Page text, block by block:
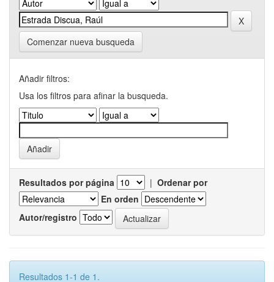
Comenzar nueva busqueda
Añadir filtros:
Usa los filtros para afinar la busqueda.
Resultados por página | Ordenar por
En orden
Autor/registro
Resultados 1-1 de 1.